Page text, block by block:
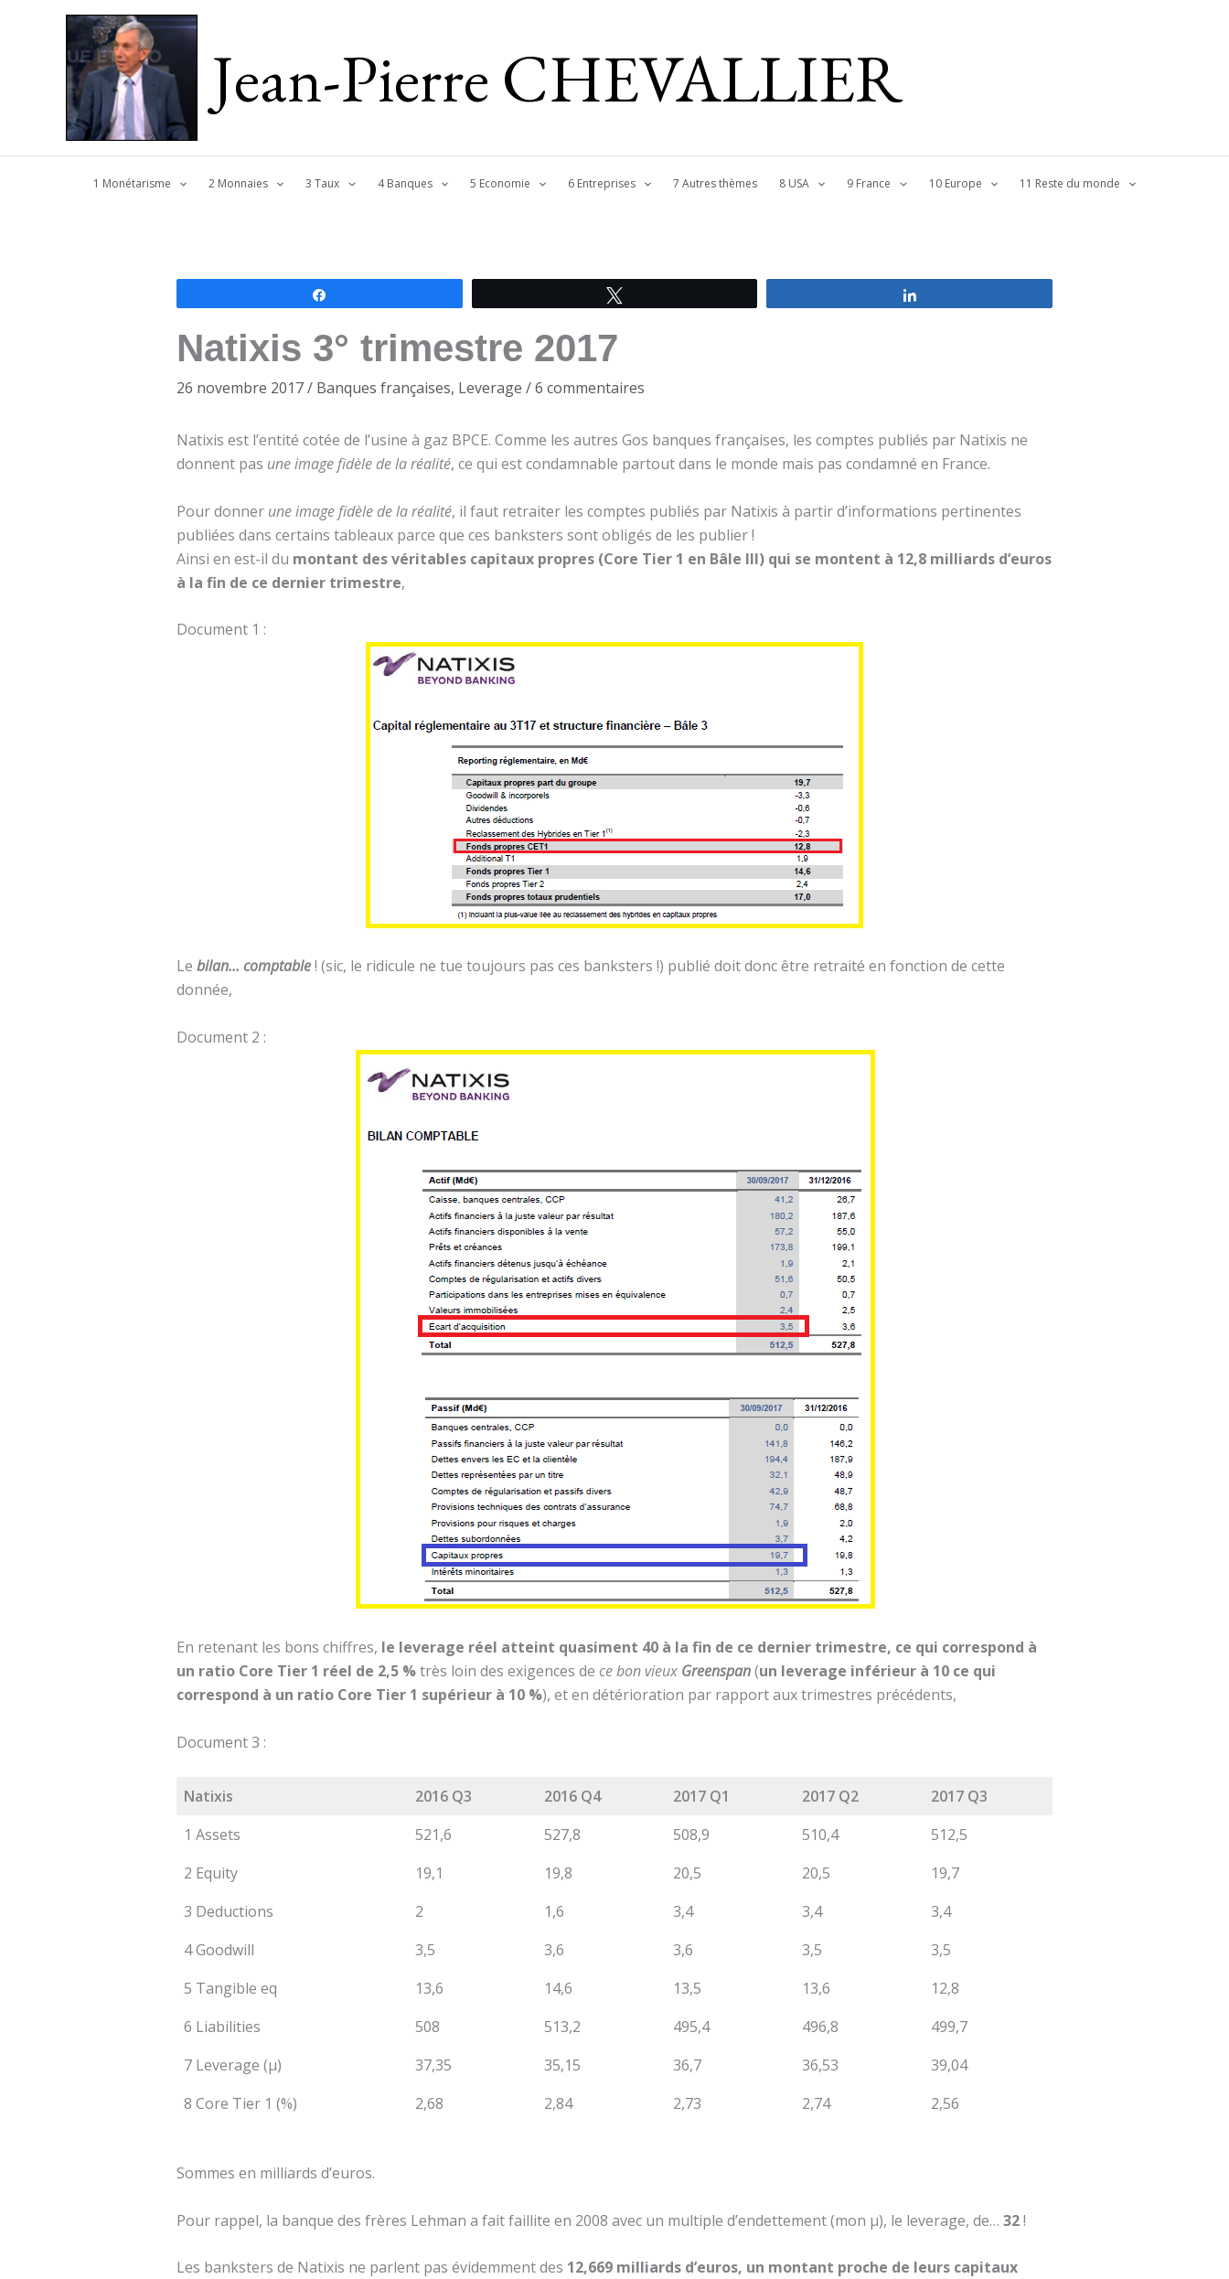
Jean-Pierre CHEVALLIER
1 Monétarisme 2 Monnaies 3 Taux 4 Banques 5 Economie 6 Entreprises 7 Autres thèmes 8 USA 9 France 10 Europe 11 Reste du monde
Natixis 3° trimestre 2017
26 novembre 2017/ Banques françaises, Leverage /6 commentaires
Natixis est l’entité cotée de l’usine à gaz BPCE. Comme les autres Gos banques françaises, les comptes publiés par Natixis ne
donnent pas une image fidèle de la réalité, ce qui est condamnable partout dans le monde mais pas condamné en France.
Pour donner une image fidèle de la réalité, il faut retraiter les comptes publiés par Natixis à partir d’informations pertinentes
publiées dans certains tableaux parce que ces banksters sont obligés de les publier !
Ainsi en est-il du montant des véritables capitaux propres (Core Tier 1 en Bâle III) qui se montent à 12,8 milliards d’euros
à la fin de ce dernier trimestre,
Document 1 :
Le bilan… comptable! (sic, le ridicule ne tue toujours pas ces banksters !) publié doit donc être retraité en fonction de cette
donnée,
Document 2 :
En retenant les bons chiffres, le leverage réel atteint quasiment 40 à la fin de ce dernier trimestre, ce qui correspond à
un ratio Core Tier 1 réel de 2,5 %très loin des exigences de ce bon vieux Greenspan(un leverage inférieur à 10 ce qui
correspond à un ratio Core Tier 1 supérieur à 10 %), et en détérioration par rapport aux trimestres précédents,
Document 3 :
Natixis 2016 Q3 2016 Q4 2017 Q1 2017 Q2
2017 Q3
1 Assets
521,6 527,8 508,9 510,4
512,5
2 Equity
19,1 19,8 20,5 20,5
19,7
3 Deductions
2 1,6 3,4 3,4
3,4
4 Goodwill
3,5 3,6 3,6 3,5
3,5
5 Tangible eq
13,6 14,6 13,5 13,6
12,8
6 Liabilities
508 513,2 495,4 496,8
499,7
7 Leverage (µ)
37,35 35,15 36,7 36,53
39,04
8 Core Tier 1 (%)
2,68 2,84 2,73 2,74 2,56
Sommes en milliards d’euros.
Pour rappel, la banque des frères Lehman a fait faillite en 2008 avec un multiple d’endettement (mon µ), le leverage, de… 32!
Les banksters de Natixis ne parlent pas évidemment des 12,669 milliards d’euros, un montant proche de leurs capitaux